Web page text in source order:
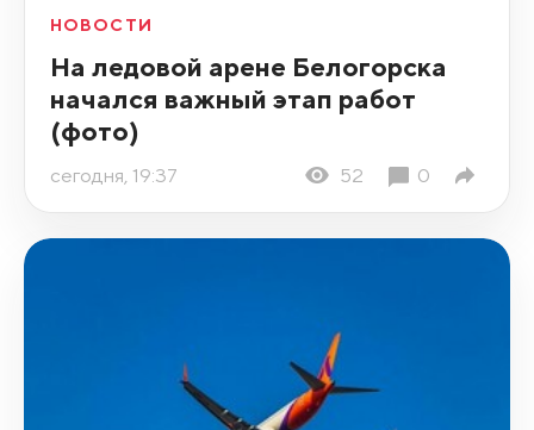
НОВОСТИ
На ледовой арене Белогорска
начался важный этап работ
(фото)
сегодня, 19:37 52 0